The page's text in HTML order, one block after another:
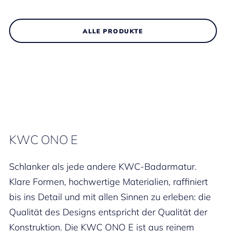
ALLE PRODUKTE
KWC ONO E
Schlanker als jede andere KWC-Badarmatur.
Klare Formen, hochwertige Materialien, raffiniert
bis ins Detail und mit allen Sinnen zu erleben: die
Qualität des Designs entspricht der Qualität der
Konstruktion. Die KWC ONO E ist aus reinem